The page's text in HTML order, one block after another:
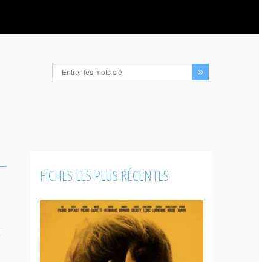
FICHES LES PLUS RÉCENTES